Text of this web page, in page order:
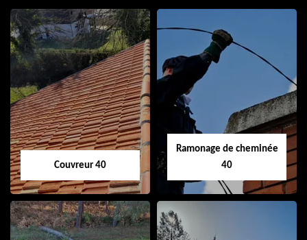
Couvreur 40
Ramonage de cheminée
40